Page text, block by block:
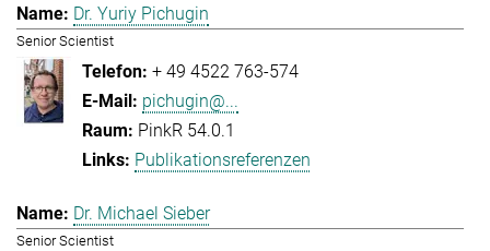
Dr. Yuriy Pichugin
Senior Scientist
+ 49 4522 763-574
pichugin@...
PinkR 54.0.1
Publikationsreferenzen
Dr. Michael Sieber
Senior Scientist